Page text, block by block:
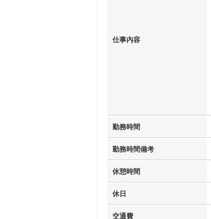
仕事内容
勤務時間
勤務時間備考
休憩時間
休日
交通費